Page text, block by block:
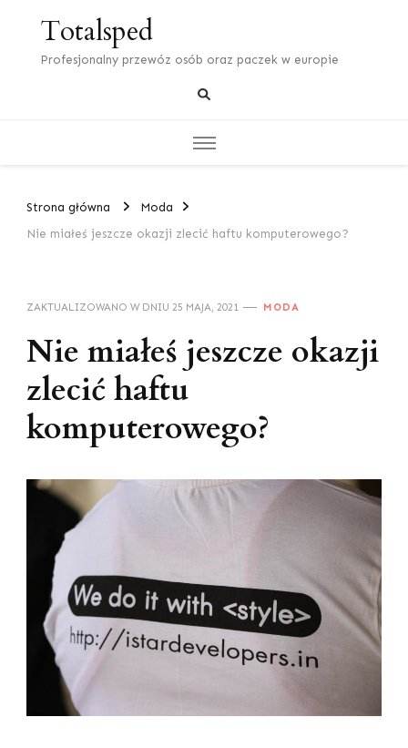
Totalsped
Profesjonalny przewóz osób oraz paczek w europie
Strona główna
Moda
Nie miałeś jeszcze okazji zlecić haftu komputerowego?
ZAKTUALIZOWANO W DNIU 25 MAJA, 2021 MODA
Nie miałeś jeszcze okazji
zlecić haftu
komputerowego?